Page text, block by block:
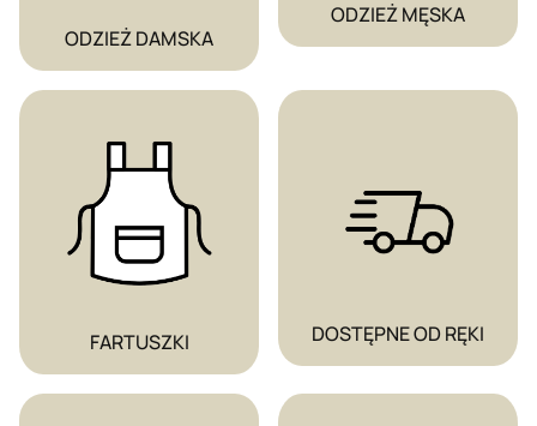
ODZIEŻ DAMSKA
ODZIEŻ MĘSKA
FARTUSZKI DOSTĘPNE OD RĘKI